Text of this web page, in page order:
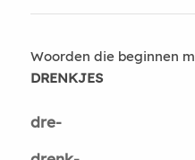
Woorden die beginnen
DRENKJES
dre-